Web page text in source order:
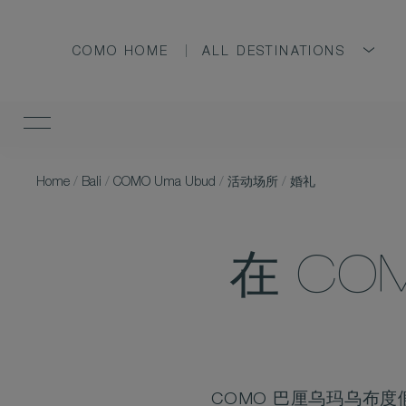
COMO HOME ALL DESTINATIONS
Home / Bali / COMO Uma Ubud / 活动场所 / 婚礼
在
COMO 巴厘乌玛乌布度